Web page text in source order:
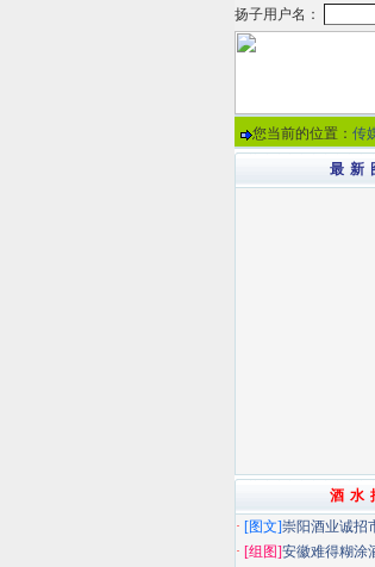
您当前的位置： 传
最 新
酒 水
· [图文]崇阳酒业诚招
· [组图]安徽难得糊涂